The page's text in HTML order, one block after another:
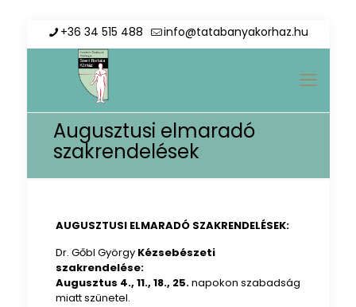
+36 34 515 488 info@tatabanyakorhaz.hu
Augusztusi elmaradó
szakrendelések
AUGUSZTUSI ELMARADÓ SZAKRENDELÉSEK:
Dr. Gőbl György Kézsebészeti
szakrendelése:
Augusztus 4., 11., 18., 25.napokon szabadság
miatt szünetel.